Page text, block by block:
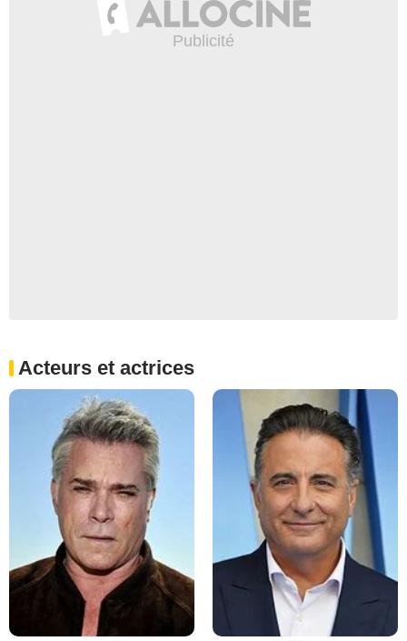
Acteurs et actrices